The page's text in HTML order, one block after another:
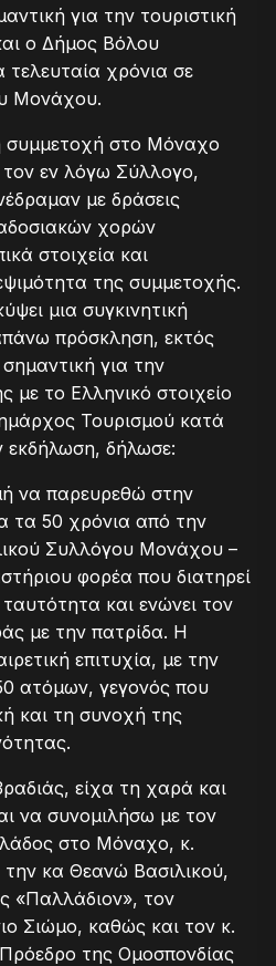
για την τουριστική
ο Δήμος Βόλου
τελευταία χρόνια σε
Μονάχου.
συμμετοχή στο Μόναχο
τον εν λόγω Σύλλογο,
με δράσεις
χορών
στοιχεία και
της συμμετοχής.
μια συγκινητική
πρόσκληση, εκτός
σημαντική για την
με το Ελληνικό στοιχείο
Τουρισμού κατά
εκδήλωση, δήλωσε:
να παρευρεθώ στην
τα 50 χρόνια από την
Συλλόγου Μονάχου –
φορέα που διατηρεί
και ενώνει τον
με την πατρίδα. Η
επιτυχία, με την
ατόμων, γεγονός που
και τη συνοχή της
είχα τη χαρά και
να συνομιλήσω με τον
στο Μόναχο, κ.
κα Θεανώ Βασιλικού,
«Παλλάδιον», τον
Σιώμο, καθώς και τον κ.
της Ομοσπονδίας